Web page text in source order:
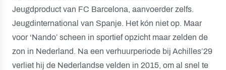
Jeugdproduct van FC Barcelona, aanvoerder zelfs.
Jeugdinternational van Spanje. Het kón niet op. Maar
voor ‘Nando’ scheen in sportief opzicht maar zelden de
zon in Nederland. Na een verhuurperiode bij Achilles’29
verliet hij de Nederlandse velden in 2015, om al snel te